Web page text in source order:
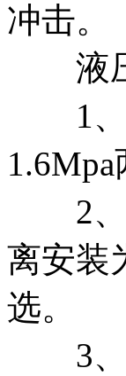
冲击。
液压
1、
1.6Mpa
2、
离安装
选。
3、